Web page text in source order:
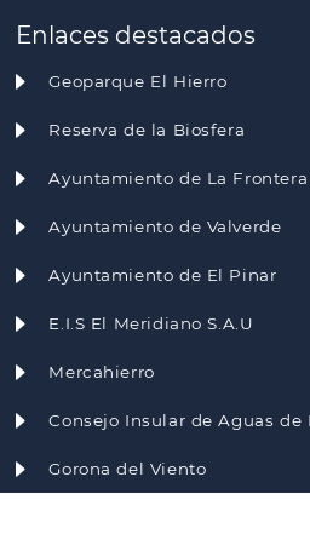
Enlaces destacados
Geoparque El Hierro
Reserva de la Biosfera
Ayuntamiento de La Frontera
Ayuntamiento de Valverde
Ayuntamiento de El Pinar
E.I.S El Meridiano S.A.U
Mercahierro
Consejo Insular de Aguas de
Gorona del Viento